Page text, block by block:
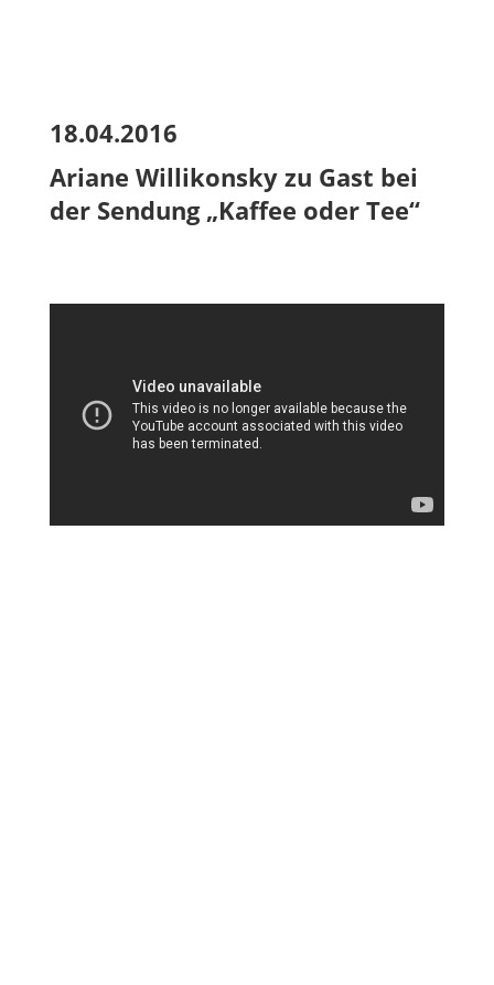
18.04.2016
Ariane Willikonsky zu Gast bei
der Sendung „Kaffee oder Tee“